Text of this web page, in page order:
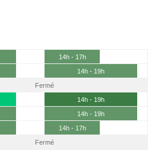
14h - 17h
14h - 19h
Fermé
14h - 19h
14h - 19h
14h - 17h
Fermé